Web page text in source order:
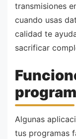
transmisiones
cuando usas
calidad te
sacrificar
Algunas
tus programas